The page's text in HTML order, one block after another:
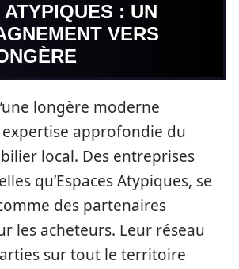
ATYPIQUES : UN
VERS
longère moderne
expertise approfondie du
local. Des entreprises
qu’Espaces Atypiques, se
des partenaires
les acheteurs. Leur réseau
sur tout le territoire